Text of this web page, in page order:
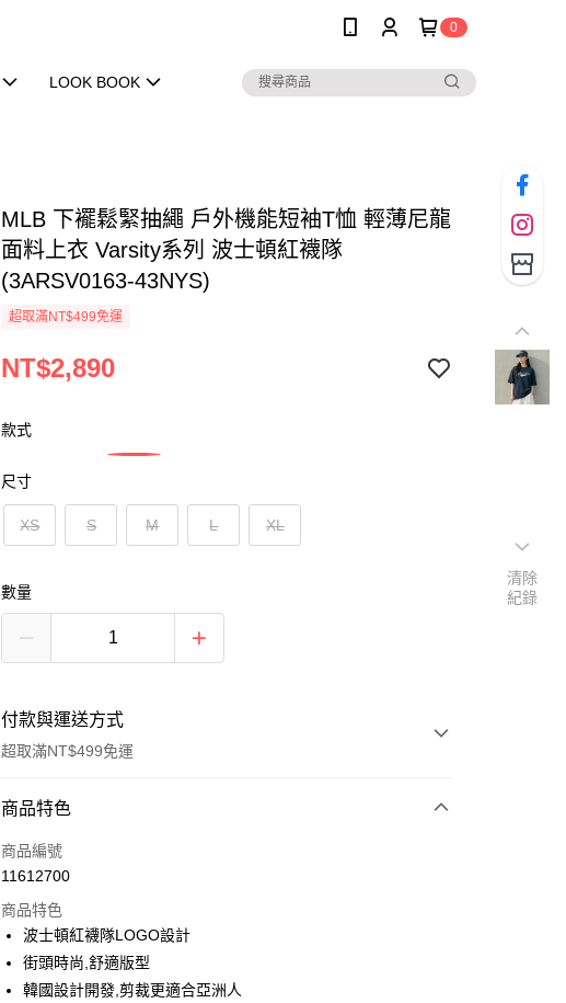
0
LOOK BOOK
MLB 下襬鬆緊抽繩 戶外機能短袖T恤 輕薄尼龍
面料上衣 Varsity系列 波士頓紅襪隊
(3ARSV0163-43NYS)
超取滿NT$499免運
NT$2,890
款式
尺寸
XS S M L XL
數量
付款與運送方式
超取滿NT$499免運
付款方式
信用卡一次付款
LINE Pay
Apple Pay
商品特色
商品編號
11612700
商品特色
波士頓紅襪隊LOGO設計
街頭時尚,舒適版型
韓國設計開發,剪裁更適合亞洲人
清除
紀錄